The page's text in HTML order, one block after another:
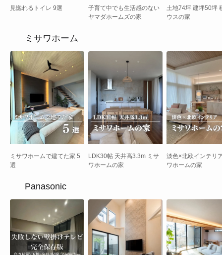
見惚れるトイレ 9選
子育て中でも生活感のない
ヤマダホームズの家
土地74坪 建坪50坪
ウスの家
ミサワホーム
ミサワホームで建てた家 5
選
LDK30帖 天井高3.3m ミサ
ワホームの家
淡色×北欧インテリ
ワホームの家
Panasonic